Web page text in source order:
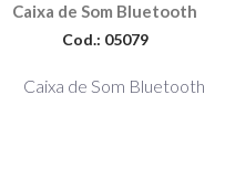
Caixa de Som Bluetooth
Cod.: 05079